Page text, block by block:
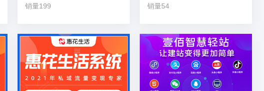
销量199 销量54